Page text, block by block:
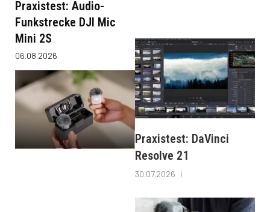
Praxistest: Audio-
Funkstrecke DJI Mic
Mini 2S
06.08.2026
Praxistest: DaVinci
Resolve 21
30.07.2026